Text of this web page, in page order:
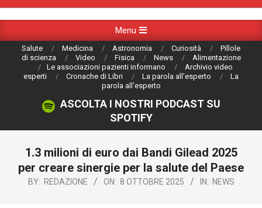
Navigation
Menu
Salute Medicina Astronomia Curiosità
Pillole
di scienza
Video Fisica News
Alimentazione
Le associazioni pazienti informano
Archivio video
esperti
Cronache di Libri La parola all’esperto
La
parola all’esperto
ASCOLTA I NOSTRI PODCAST SU
SPOTIFY
1.3 milioni di euro dai Bandi Gilead 2025
per creare sinergie per la salute del Paese
BY: REDAZIONE ON: 8 OTTOBRE 2025 IN: NEWS